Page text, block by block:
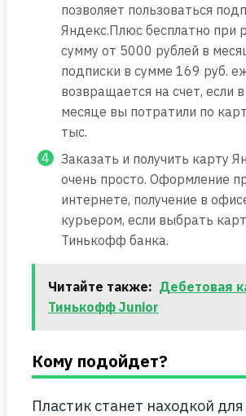
позволяет пользоваться
Яндекс.Плюс бесплатно при
сумму от 5000 рублей в
подписки в сумме 169 руб.
возвращается на счет,
месяце вы потратили по
тыс.
Заказать и получить карту
очень просто. Оформление
интернете, получение в
курьером, если выбрать
Тинькофф банка.
Читайте также: Дебетовая
Тинькофф Junior
Кому подойдет?
Пластик станет находкой для